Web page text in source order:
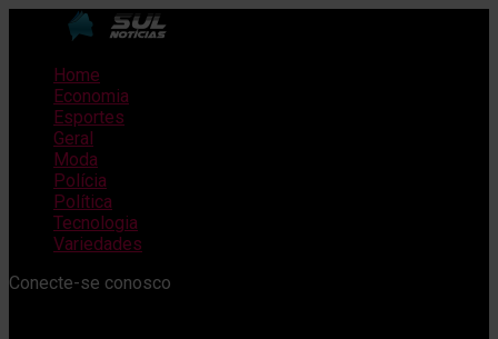
Home
Economia
Esportes
Geral
Moda
Polícia
Política
Tecnologia
Variedades
Conecte-se conosco